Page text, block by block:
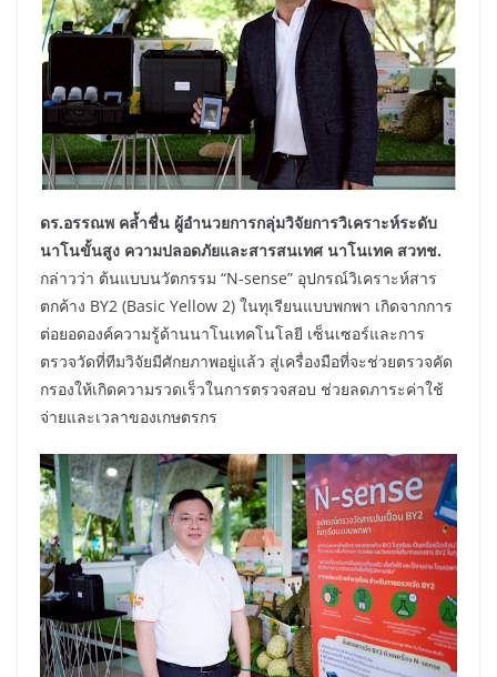
ดร.อรรณพ คล้ำชื่น ผู้อำนวยการกลุ่มวิจัยการวิเคราะห์ระดับ
นาโนขั้นสูง ความปลอดภัยและสารสนเทศ นาโนเทค สวทช.
กล่าวว่า ต้นแบบนวัตกรรม “N-sense” อุปกรณ์วิเคราะห์สาร
ตกค้าง BY2 (Basic Yellow 2) ในทุเรียนแบบพกพา เกิดจากการ
ต่อยอดองค์ความรู้ด้านนาโนเทคโนโลยี เซ็นเซอร์และการ
ตรวจวัดที่ทีมวิจัยมีศักยภาพอยู่แล้ว สู่เครื่องมือที่จะช่วยตรวจคัด
กรองให้เกิดความรวดเร็วในการตรวจสอบ ช่วยลดภาระค่าใช้
จ่ายและเวลาของเกษตรกร